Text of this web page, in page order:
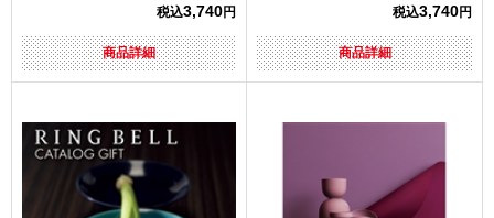
税込3,740円
商品詳細
税込3,740円
商品詳細